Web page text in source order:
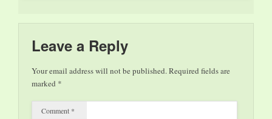
Bloch (1885-1977)
beginnt eine
öffentlichen
Rezeption. Das von
Francesca Vidal im
Namen…
Leave a Reply
Your email address will not be published.Required fields are
marked *
Comment *